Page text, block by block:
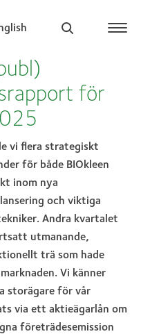
för
vi flera strategiskt
för både BIOkleen
inom nya
och viktiga
Andra kvartalet
utmanande,
trä som hade
Vi känner
storägare för vår
via ett aktieägarlån om
företrädesemission